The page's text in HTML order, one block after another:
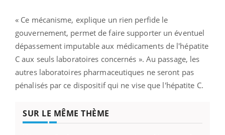
« Ce mécanisme, explique un rien perfide le
gouvernement, permet de faire supporter un éventuel
dépassement imputable aux médicaments de l'hépatite
C aux seuls laboratoires concernés ». Au passage, les
autres laboratoires pharmaceutiques ne seront pas
pénalisés par ce dispositif qui ne vise que l'hépatite C.
SUR LE MÊME THÈME